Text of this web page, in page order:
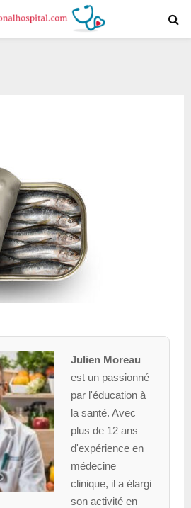
Julien Moreau
est un passionné
par l'éducation à
la santé. Avec
plus de 12 ans
d'expérience en
médecine
clinique, il a élargi
son activité en